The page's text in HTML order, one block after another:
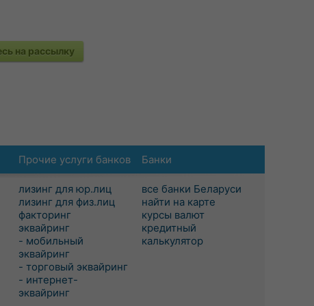
на рассылку
Прочие услуги банков
лизинг для юр.лиц
лизинг для физ.лиц
факторинг
эквайринг
- мобильный
эквайринг
- торговый эквайринг
- интернет-
эквайринг
Банки
все банки Беларуси
найти на карте
курсы валют
кредитный
калькулятор